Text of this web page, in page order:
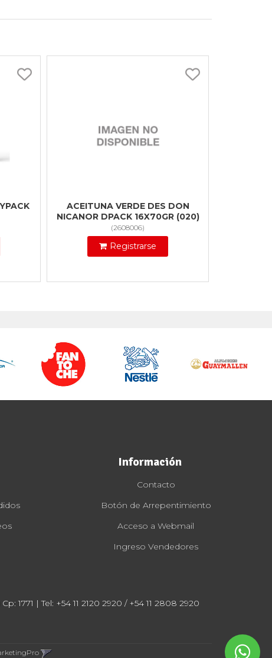
ACEITUNA VERDE DES DON
NICANOR DPACK 16X70GR (020)
(2608006)
Registrarse
Información
Contacto
Botón de Arrepentimiento
Acceso a Webmail
Ingreso Vendedores
1771 | Tel: +54 11 2120 2920 / +54 11 2808 2920